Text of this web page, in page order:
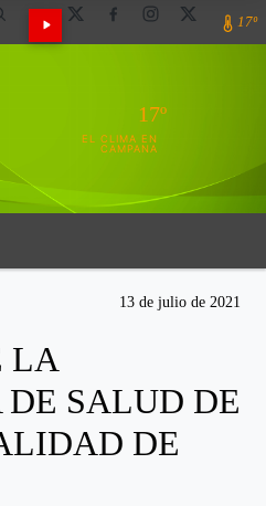
17º
17º
EL CLIMA EN
CAMPANA
13 de julio de 2021
LA
DE SALUD DE
DE